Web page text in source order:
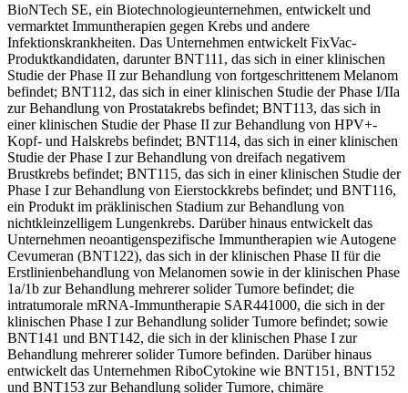
BioNTech SE, ein Biotechnologieunternehmen, entwickelt und
vermarktet Immuntherapien gegen Krebs und andere
Infektionskrankheiten. Das Unternehmen entwickelt FixVac-
Produktkandidaten, darunter BNT111, das sich in einer klinischen
Studie der Phase II zur Behandlung von fortgeschrittenem Melanom
befindet; BNT112, das sich in einer klinischen Studie der Phase I/IIa
zur Behandlung von Prostatakrebs befindet; BNT113, das sich in
einer klinischen Studie der Phase II zur Behandlung von HPV+-
Kopf- und Halskrebs befindet; BNT114, das sich in einer klinischen
Studie der Phase I zur Behandlung von dreifach negativem
Brustkrebs befindet; BNT115, das sich in einer klinischen Studie der
Phase I zur Behandlung von Eierstockkrebs befindet; und BNT116,
ein Produkt im präklinischen Stadium zur Behandlung von
nichtkleinzelligem Lungenkrebs. Darüber hinaus entwickelt das
Unternehmen neoantigenspezifische Immuntherapien wie Autogene
Cevumeran (BNT122), das sich in der klinischen Phase II für die
Erstlinienbehandlung von Melanomen sowie in der klinischen Phase
1a/1b zur Behandlung mehrerer solider Tumore befindet; die
intratumorale mRNA-Immuntherapie SAR441000, die sich in der
klinischen Phase I zur Behandlung solider Tumore befindet; sowie
BNT141 und BNT142, die sich in der klinischen Phase I zur
Behandlung mehrerer solider Tumore befinden. Darüber hinaus
entwickelt das Unternehmen RiboCytokine wie BNT151, BNT152
und BNT153 zur Behandlung solider Tumore, chimäre